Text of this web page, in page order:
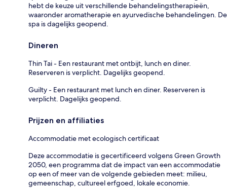
hebt de keuze uit verschillende behandelingstherapieën,
waaronder aromatherapie en ayurvedische behandelingen. De
spa is dagelijks geopend.
Dineren
Thin Tai - Een restaurant met ontbijt, lunch en diner.
Reserveren is verplicht. Dagelijks geopend.
Guilty - Een restaurant met lunch en diner. Reserveren is
verplicht. Dagelijks geopend.
Prijzen en affiliaties
Accommodatie met ecologisch certificaat
Deze accommodatie is gecertificeerd volgens Green Growth
2050, een programma dat de impact van een accommodatie
op een of meer van de volgende gebieden meet: milieu,
gemeenschap, cultureel erfgoed, lokale economie.